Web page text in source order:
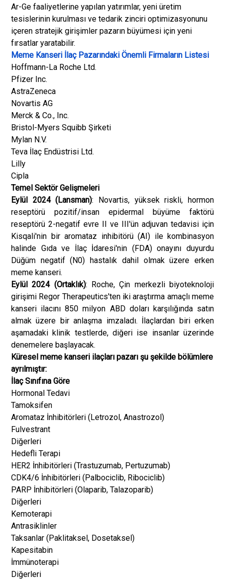
Ar-Ge faaliyetlerine yapılan yatırımlar, yeni üretim
tesislerinin kurulması ve tedarik zinciri optimizasyonunu
içeren stratejik girişimler pazarın büyümesi için yeni
fırsatlar yaratabilir.
Meme Kanseri İlaç Pazarındaki Önemli Firmaların Listesi
Hoffmann-La Roche Ltd.
Pfizer Inc.
AstraZeneca
Novartis AG
Merck & Co., Inc.
Bristol-Myers Squibb Şirketi
Mylan N.V.
Teva İlaç Endüstrisi Ltd.
Lilly
Cipla
Temel Sektör Gelişmeleri
Eylül 2024 (Lansman): Novartis, yüksek riskli, hormon
reseptörü pozitif/insan epidermal büyüme faktörü
reseptörü 2-negatif evre II ve III'ün adjuvan tedavisi için
Kisqali'nin bir aromataz inhibitörü (AI) ile kombinasyon
halinde Gıda ve İlaç İdaresi'nin (FDA) onayını duyurdu
Düğüm negatif (N0) hastalık dahil olmak üzere erken
meme kanseri.
Eylül 2024 (Ortaklık): Roche, Çin merkezli biyoteknoloji
girişimi Regor Therapeutics'ten iki araştırma amaçlı meme
kanseri ilacını 850 milyon ABD doları karşılığında satın
almak üzere bir anlaşma imzaladı. İlaçlardan biri erken
aşamadaki klinik testlerde, diğeri ise insanlar üzerinde
denemelere başlayacak.
Küresel meme kanseri ilaçları pazarı şu şekilde bölümlere
ayrılmıştır:
İlaç Sınıfına Göre
Hormonal Tedavi
Tamoksifen
Aromataz İnhibitörleri (Letrozol, Anastrozol)
Fulvestrant
Diğerleri
Hedefli Terapi
HER2 İnhibitörleri (Trastuzumab, Pertuzumab)
CDK4/6 İnhibitörleri (Palbociclib, Ribociclib)
PARP İnhibitörleri (Olaparib, Talazoparib)
Diğerleri
Kemoterapi
Antrasiklinler
Taksanlar (Paklitaksel, Dosetaksel)
Kapesitabin
İmmünoterapi
Diğerleri